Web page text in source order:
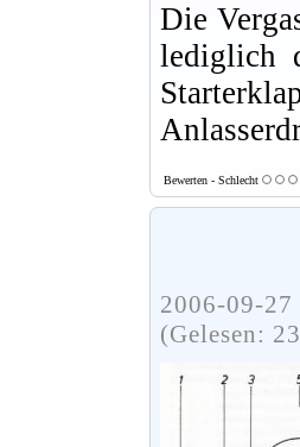
Die
lediglich
Bewerten - Schlecht
2006-09-
(Gelesen: